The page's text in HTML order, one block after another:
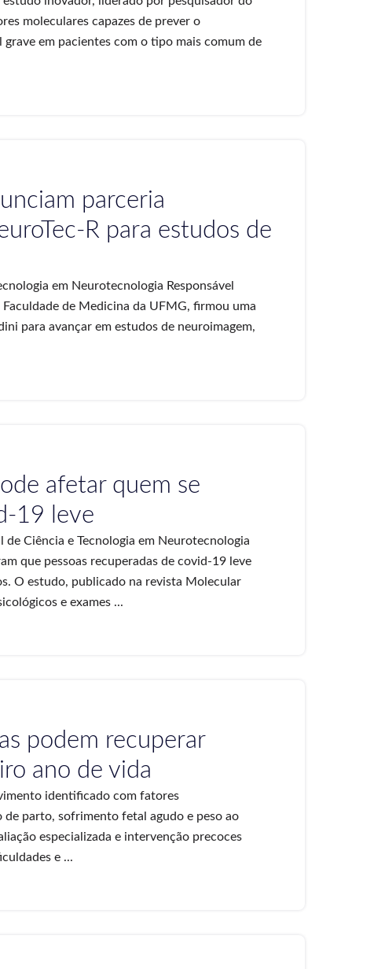
moleculares capazes de prever o
em pacientes com o tipo mais comum de
parceria
R para estudos de
em Neurotecnologia Responsável
de Medicina da UFMG, firmou uma
para avançar em estudos de neuroimagem,
afetar quem se
19 leve
Ciência e Tecnologia em Neurotecnologia
que pessoas recuperadas de covid-19 leve
O estudo, publicado na revista Molecular
e exames ...
podem recuperar
ano de vida
identificado com fatores
parto, sofrimento fetal agudo e peso ao
especializada e intervenção precoces
e ...